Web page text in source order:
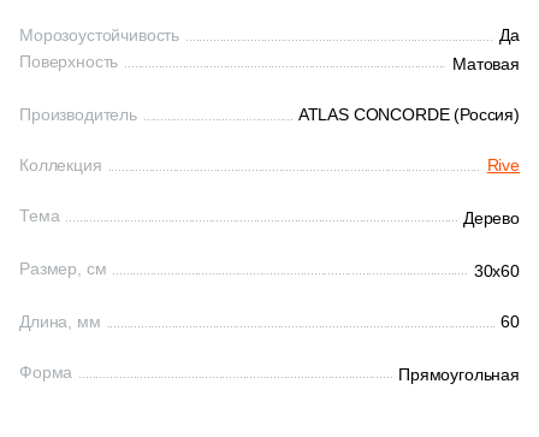
Морозоустойчивость
Да
Поверхность
Матовая
Производитель ATLAS CONCORDE (Россия)
Коллекция Rive
Тема Дерево
Размер, см 30x60
Длина, мм 60
Форма Прямоугольная